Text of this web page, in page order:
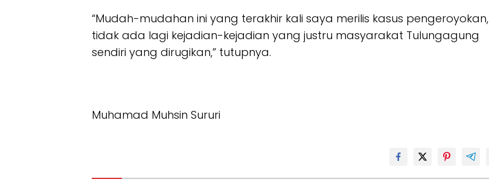
“Mudah-mudahan ini yang terakhir kali saya merilis kasus pengeroyokan,
tidak ada lagi kejadian-kejadian yang justru masyarakat Tulungagung
sendiri yang dirugikan,” tutupnya.
Muhamad Muhsin Sururi